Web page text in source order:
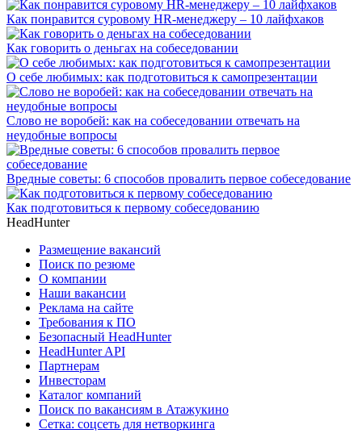
Как понравится суровому HR-менеджеру – 10 лайфхаков
Как говорить о деньгах на собеседовании
О себе любимых: как подготовиться к самопрезентации
Слово не воробей: как на собеседовании отвечать на
неудобные вопросы
Вредные советы: 6 способов провалить первое собеседование
Как подготовиться к первому собеседованию
HeadHunter
Размещение вакансий
Поиск по резюме
О компании
Наши вакансии
Реклама на сайте
Требования к ПО
Безопасный HeadHunter
HeadHunter API
Партнерам
Инвесторам
Каталог компаний
Поиск по вакансиям в Атажукино
Сетка: соцсеть для нетворкинга